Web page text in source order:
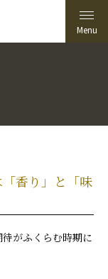
香り」と「味
がふくらむ時期に